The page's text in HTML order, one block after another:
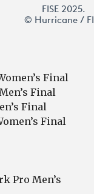
FISE 2025.
© Hurricane /
Final
Final
Final
Final
Pro Men’s